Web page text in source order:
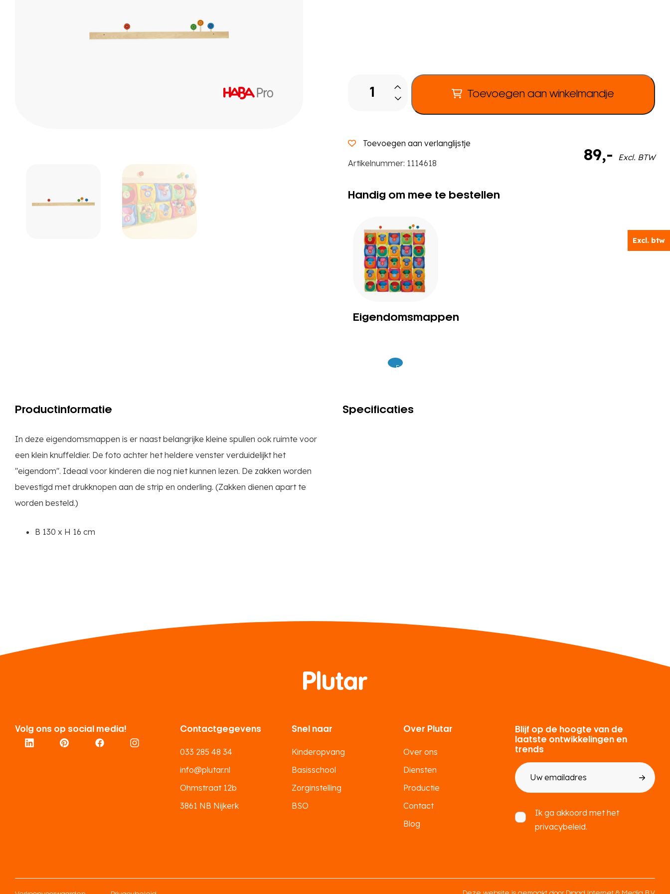
Excl. btw
eigendomsmappen
Toevoegen aan winkelmandje
Toevoegen aan verlanglijstje
Artikelnummer: 1114618 89,- Excl. BTW
Handig om mee te bestellen
Eigendomsmappen
65
Excl.
Productinformatie
In deze eigendomsmappen is er naast belangrijke kleine spullen ook ruimte voor
een klein knuffeldier. De foto achter het heldere venster verduidelijkt het
"eigendom". Ideaal voor kinderen die nog niet kunnen lezen. De zakken worden
bevestigd met drukknopen aan de strip en onderling. (Zakken dienen apart te
worden besteld.)
B 130 x H 16 cm
Specificaties
Volg ons op social media! Contactgegevens
033 285 48 34
info@plutar.nl
Ohmstraat 12b
3861 NB Nijkerk
Snel naar
Kinderopvang
Basisschool
Zorginstelling
BSO
Over Plutar
Over ons
Diensten
Productie
Contact
Blog
Blijf op de hoogte van de
laatste ontwikkelingen en
trends
E-
mailadres
Ik ga akkoord met het
privacybeleid.